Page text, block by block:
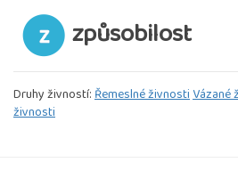
způsobilost
Druhy živností:Řemeslné živnostiVázané
živnosti